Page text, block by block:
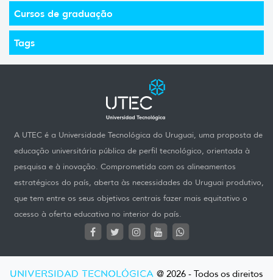
Cursos de graduação
Tags
A UTEC é a Universidade Tecnológica do Uruguai, uma proposta de
educação universitária pública de perfil tecnológico, orientada à
pesquisa e à inovação. Comprometida com os alineamentos
estratégicos do país, aberta às necessidades do Uruguai produtivo,
que tem entre os seus objetivos centrais fazer mais equitativo o
acesso à oferta educativa no interior do país.
UNIVERSIDAD TECNOLÓGICA @ 2026 - Todos os direitos